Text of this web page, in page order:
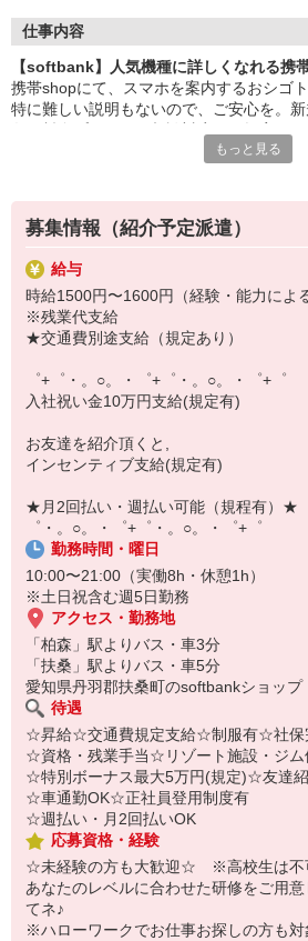
ずっと先まで役に立ちます！
丁寧な研修もあるので、
みなさんから働きやすいと好評です♪
最新アプリ事情やお得なプラン、
スマホの裏ワザを学べるチャンス♪
￣￣￣￣￣￣￣￣￣￣￣
▼オフィスワーク
事務、経理、データ入力、コールセン
▼工場・製造・軽作業系
機械/食品製造・梱包・仕分け・加工・
▼美容系
眉毛サロンのアイブロウ・ネイリスト
▼営業・販売
法人営業・アパレル販売・個別指導塾
▼人気案件も多数♪
短期・期間限定・オープニング・官公
上場/優良/大手企業など
【スマホ面接実施中】
￣￣￣￣￣￣￣￣￣
自宅に居ながらスマホでカンタン面接OK
オンライン面談なのでスピード対応。
仕事内容
【softbank】人気機種に詳しくなれる携
携帯shopにて、スマホを案内するおシゴ
特に難しい説明もないので、ご安心を。新
満足度◎
■携帯やインターネット販売業務
docomo(ドコモ)/au(エーユー)・KDDI/
の大手キャリアから
ワイモバイル(Y!mobille)、楽天モバイル、
広く紹介可能♪
もっと見る
募集情報（紹介予定派遣）
給与
時給1500円〜1600円（経験・能力による
※残業代支給
★交通費別途支給（規定あり）
゜+゜・。○。・゜+゜・。○。・゜+゜
入社祝い金10万円支給(規定有)
お友達を紹介頂くと,
インセンティブ支給(規定有)
★月2回払い・週払い可能（規程有）★
゜・。○。・゜+゜・。○。・゜+゜
勤務時間・曜日
10:00〜21:00（実働8h・休憩1h）
※土日祝含む週5日勤務
アクセス・勤務地
「柏森」駅よりバス・車3分
「扶桑」駅よりバス・車5分
愛知県丹羽郡扶桑町のsoftbankショップ
待遇
☆昇給☆交通費規定支給☆制服有☆社保
☆資格・残業手当☆リゾート施設・ジム
☆特別ボーナス最大5万円(規定)☆友達
☆車通勤OK☆正社員登用制度有
☆週払い・月2回払いOK
応募資格・経験
☆未経験の方も大歓迎☆ ※高校生は不
あなたのレベルに合わせた研修をご用
てネ♪
※ハローワークでお仕事お探しの方も対